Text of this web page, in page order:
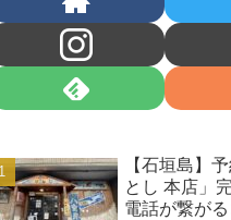
【石垣島】
とし 本店」
電話が繋が